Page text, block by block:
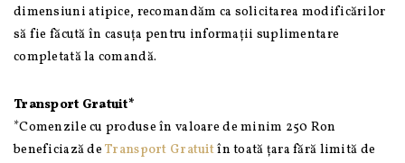
dimensiuni atipice, recomandăm ca solicitarea modificărilor
să fie făcută în casuța pentru informații suplimentare
completată la comandă.
Transport Gratuit*
*Comenzile cu produse în valoare de minim 250 Ron
beneficiază deTransport Gratuitîn toată țara fără limită de